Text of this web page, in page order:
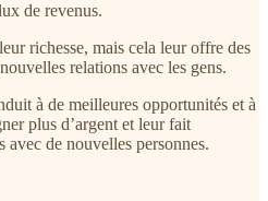
de revenus.
richesse, mais cela leur offre des
relations avec les gens.
à de meilleures opportunités et à
plus d’argent et leur fait
de nouvelles personnes.